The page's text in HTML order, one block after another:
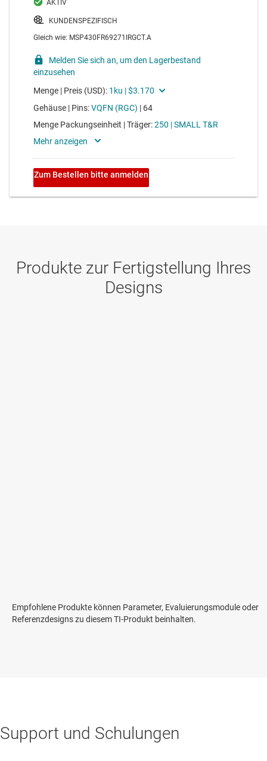
Empfohlene Produkte können Parameter, Evaluierungsmodule oder
Referenzdesigns zu diesem TI-Produkt beinhalten.
Support und Schulungen